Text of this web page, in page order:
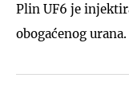
Plin UF6 je
obogaćenog urana.